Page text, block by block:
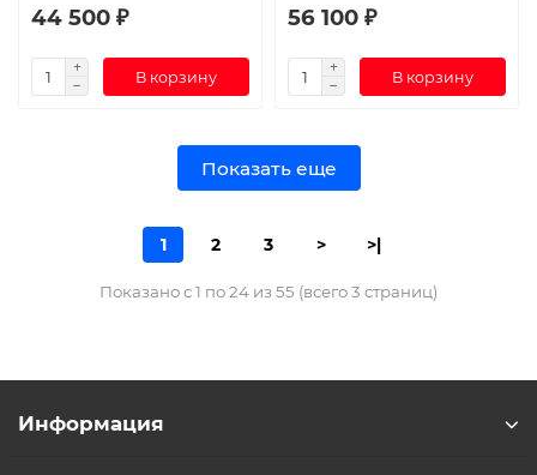
44 500 ₽
В корзину
56 100 ₽
В корзину
Показать еще
1 2 3 > >|
Показано с 1 по 24 из 55 (всего 3 страниц)
Информация